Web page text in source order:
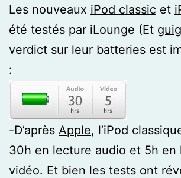
Les nouveaux iPod classic et
été testés par iLounge (Et
verdict sur leur batteries est
:
-D’après Apple, l’iPod
30h en lecture audio et 5h en
vidéo. Et bien les tests ont